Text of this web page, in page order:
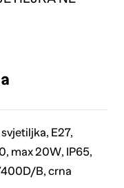
E27,
max 20W, IP65,
B, crna